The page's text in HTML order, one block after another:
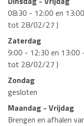
08:30 - 12:00 en
tot 28/02/27 )
Zaterdag
9:00 - 12:30 en
tot 28/02/27 )
Zondag
gesloten
Maandag - Vrijdag
Brengen en afhalen